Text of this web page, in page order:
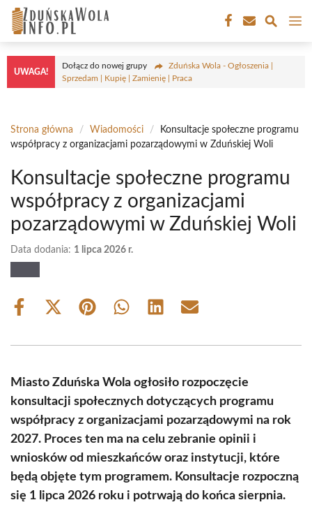
Przejdź
treści
UWAGA!
Dołącz do nowej grupy
Zduńska Wola - Ogłoszenia |
Sprzedam | Kupię | Zamienię | Praca
Strona główna / Wiadomości /
Konsultacje społeczne programu
współpracy z organizacjami pozarządowymi w Zduńskiej Woli
Konsultacje społeczne programu
współpracy z organizacjami
pozarządowymi w Zduńskiej Woli
Data dodania: 1 lipca 2026 r.
Share
Share
(Twitter)
Share Share Share Share
Miasto Zduńska Wola ogłosiło rozpoczęcie
konsultacji społecznych dotyczących programu
współpracy z organizacjami pozarządowymi na rok
2027. Proces ten ma na celu zebranie opinii i
wniosków od mieszkańców oraz instytucji, które
będą objęte tym programem. Konsultacje rozpoczną
się 1 lipca 2026 roku i potrwają do końca sierpnia.